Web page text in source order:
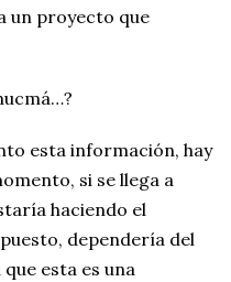
un proyecto que
esta información, hay
si se llega a
haciendo el
dependería del
esta es una